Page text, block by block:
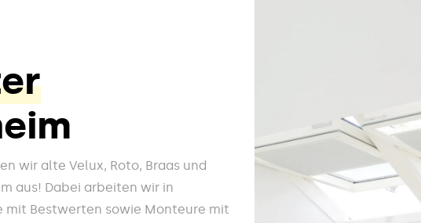
wir alte Velux, Roto, Braas und
aus! Dabei arbeiten wir in
mit Bestwerten sowie Monteure mit